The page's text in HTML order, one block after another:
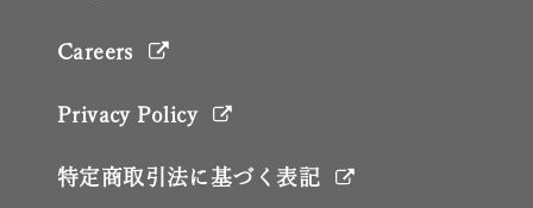
Careers
Privacy Policy
特定商取引法に基づく表記